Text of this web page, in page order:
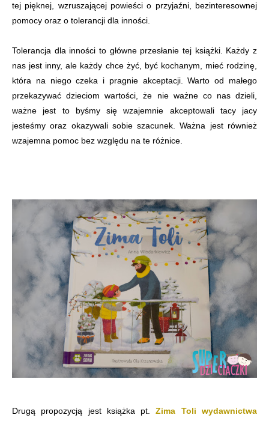
tej pięknej, wzruszającej powieści o przyjaźni, bezinteresownej
pomocy oraz o tolerancji dla inności.
Tolerancja dla inności to główne przesłanie tej książki. Każdy z
nas jest inny, ale każdy chce żyć, być kochanym, mieć rodzinę,
która na niego czeka i pragnie akceptacji. Warto od małego
przekazywać dzieciom wartości, że nie ważne co nas dzieli,
ważne jest to byśmy się wzajemnie akceptowali tacy jacy
jesteśmy oraz okazywali sobie szacunek. Ważna jest również
wzajemna pomoc bez względu na te różnice.
Drugą propozycją jest książka pt.Zima Toli wydawnictwa